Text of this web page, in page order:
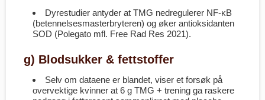
Dyrestudier antyder at TMG nedregulerer NF-κB
(betennelses­master­bryteren) og øker antioksidanten
SOD (Polegato mfl. Free Rad Res 2021).
g) Blodsukker & fettstoffer
Selv om dataene er blandet, viser et forsøk på
overvektige kvinner at 6 g TMG + trening ga raskere